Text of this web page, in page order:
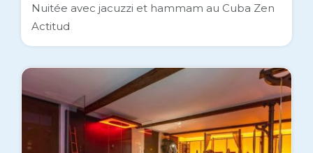
Nuitée avec jacuzzi et hammam au Cuba Zen
Actitud